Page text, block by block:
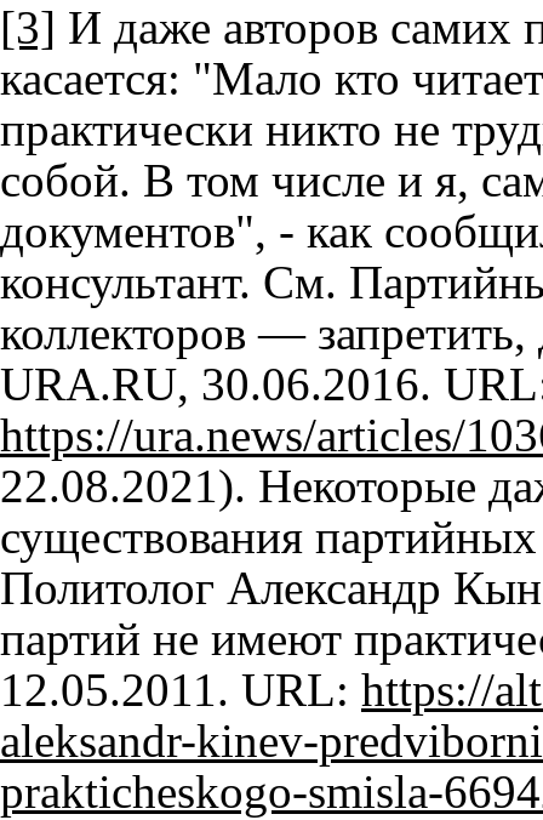
[3] И даже авторов самих
касается: "Мало кто
практически никто не
собой. В том числе и я,
документов", - как
консультант. См.
коллекторов —
URA.RU, 30.06.2016.
https://ura.news/articles/
22.08.2021). Некоторые
существования
Политолог Александр
партий не имеют
12.05.2011. URL: https://
aleksandr-kinev-
prakticheskogo-smisla-